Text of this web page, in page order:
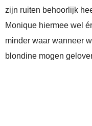
zijn ruiten behoorlijk
Monique hiermee wel
minder waar wanneer
blondine mogen